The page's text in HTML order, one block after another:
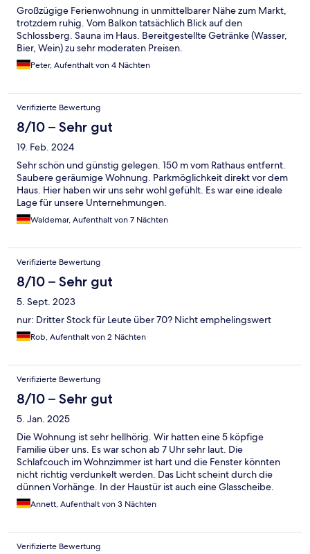
Großzügige Ferienwohnung in unmittelbarer Nähe zum Markt,
trotzdem ruhig. Vom Balkon tatsächlich Blick auf den
Schlossberg. Sauna im Haus. Bereitgestellte Getränke (Wasser,
Bier, Wein) zu sehr moderaten Preisen.
Peter, Aufenthalt von 4 Nächten
Verifizierte Bewertung
8/10 – Sehr gut
19. Feb. 2024
Sehr schön und günstig gelegen. 150 m vom Rathaus entfernt.
Saubere geräumige Wohnung. Parkmöglichkeit direkt vor dem
Haus. Hier haben wir uns sehr wohl gefühlt. Es war eine ideale
Lage für unsere Unternehmungen.
Waldemar, Aufenthalt von 7 Nächten
Verifizierte Bewertung
8/10 – Sehr gut
5. Sept. 2023
nur: Dritter Stock für Leute über 70? Nicht emphelingswert
Rob, Aufenthalt von 2 Nächten
Verifizierte Bewertung
8/10 – Sehr gut
5. Jan. 2025
Die Wohnung ist sehr hellhörig. Wir hatten eine 5 köpfige
Familie über uns. Es war schon ab 7 Uhr sehr laut. Die
Schlafcouch im Wohnzimmer ist hart und die Fenster könnten
nicht richtig verdunkelt werden. Das Licht scheint durch die
dünnen Vorhänge. In der Haustür ist auch eine Glasscheibe.
Man sieht und hört wenn Nachbarn dich den Flur laufen. Wir
hatten die Wohnung im Erdgeschoss.
Annett, Aufenthalt von 3 Nächten
Verifizierte Bewertung